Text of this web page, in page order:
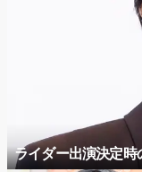
ライダー出演決定